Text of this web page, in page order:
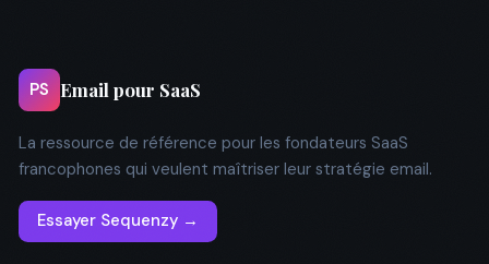
PS Email pour SaaS
La ressource de référence pour les fondateurs SaaS
francophones qui veulent maîtriser leur stratégie email.
Essayer Sequenzy →